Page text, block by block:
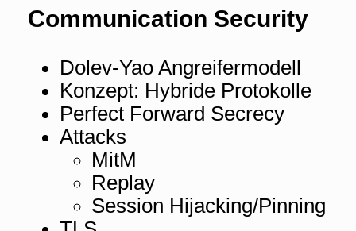
Communication Security
Dolev-Yao Angreifermodell
Konzept: Hybride Protokolle
Perfect Forward Secrecy
Attacks
MitM
Replay
Session Hijacking/Pinning